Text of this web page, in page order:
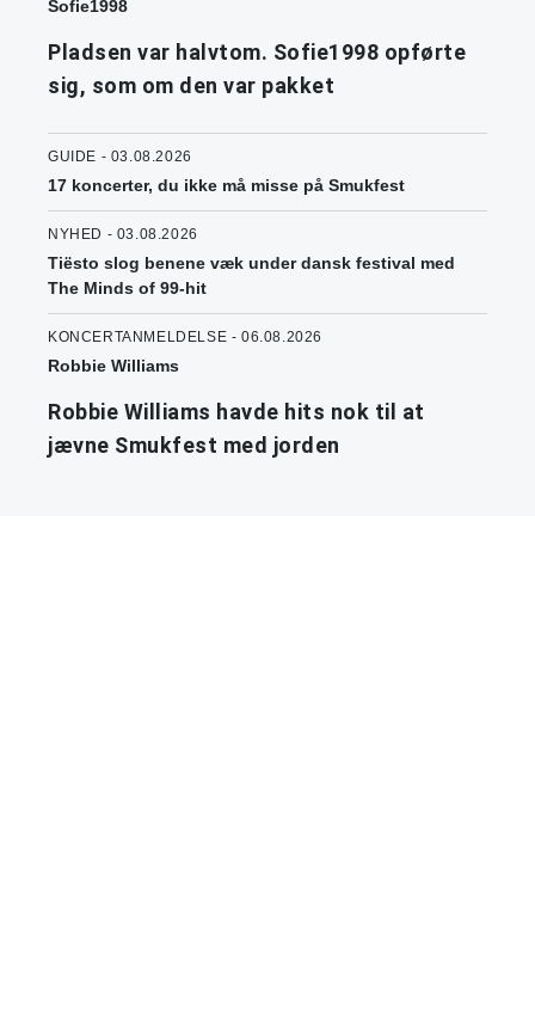
Sofie1998
Pladsen var halvtom. Sofie1998 opførte
sig, som om den var pakket
GUIDE - 03.08.2026
17 koncerter, du ikke må misse på Smukfest
NYHED - 03.08.2026
Tiësto slog benene væk under dansk festival med
The Minds of 99-hit
KONCERTANMELDELSE - 06.08.2026
Robbie Williams
Robbie Williams havde hits nok til at
jævne Smukfest med jorden